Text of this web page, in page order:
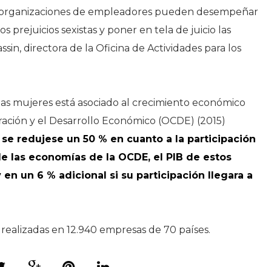
organizaciones de empleadores pueden desempeñar
prejuicios sexistas y poner en tela de juicio las
directora de la Oficina de Actividades para los
mujeres está asociado al crecimiento económico
y el Desarrollo Económico (OCDE) (2015)
redujese un 50 % en cuanto a la participación
las economías de la OCDE, el PIB de estos
un 6 % adicional si su participación llegara a
en 12.940 empresas de 70 países.